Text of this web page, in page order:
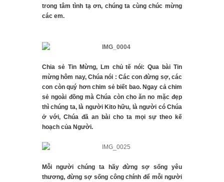
trong tâm tình tạ ơn, chúng ta cùng chúc mừng
các em.
Chia sẻ Tin Mừng, Lm chủ tế nói: Qua bài Tin
mừng hôm nay, Chúa nói : Các con đừng sợ, các
con còn quý hơn chim sẻ biết bao. Ngay cả chim
sẻ ngoài đồng mà Chúa còn cho ăn no mặc đẹp
thì chúng ta, là người Kito hữu, là người có Chúa
ở với, Chúa đã an bài cho ta mọi sự theo kế
hoạch của Người.
Mỗi người chúng ta hãy đừng sợ sống yêu
thương, đừng sợ sống công chính để mỗi người